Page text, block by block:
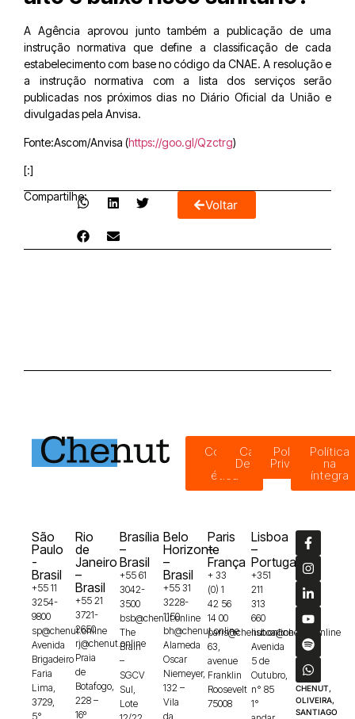
A Agência aprovou junto também a publicação de uma
instrução normativa que define a classificação de cada
estabelecimento com base no código da CNAE. A resolução e
a instrução normativa com a lista dos serviços serão
publicadas nos próximos dias no Diário Oficial da União e
divulgadas pela Anvisa.
Fonte:Ascom/Anvisa (https://goo.gl/Qzctrg)
[:]
Compartilhe:
Voltar
Código
ética
Canal de
Denúncias
Política de
Privacidade
Política
na
íntegra
São
Paulo
-
Brasil
+55 11
3254-
9800
sp@chenut.online
Avenida
Brigadeiro
Faria
Lima,
3729,
5°
Rio
de
Janeiro
–
Brasil
+55 21
3721-
2650
rj@chenut.online
Praia
de
Botafogo,
228 –
16º
Brasília
–
Brasil
+55 61
3042-
3500
bsb@chenut.online
The
Brain
–
SGCV
Sul,
Lote
Belo
Horizonte
–
Brasil
+55 31
3228-
1150
bh@chenut.online
Alameda
Oscar
Niemeyer,
132 –
Vila
da
Paris
–
França
+ 33
(0) 1
42 56
14 00
paris@chenut.online
63,
avenue
Franklin
Roosevelt
75008
Lisboa
–
Portugal
+351
211
313
660
lisboa@chenut.online
Avenida
5 de
Outubro,
n° 85
1°
CHENUT,
OLIVEIRA,
SANTIAGO